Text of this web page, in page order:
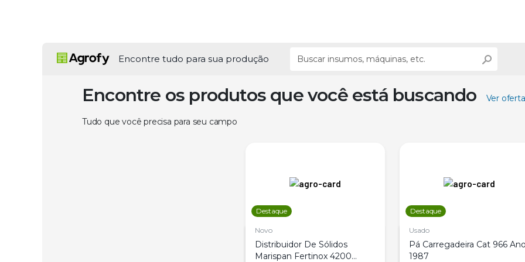
Encontre tudo para sua produção
Encontre os produtos que você está buscando Ver
Tudo que você precisa para seu campo
Destaque
Novo
Distribuidor De Sólidos
Marispan Fertinox 4200
Destaque
Usado
Pá Carregadeira Cat 966
1987